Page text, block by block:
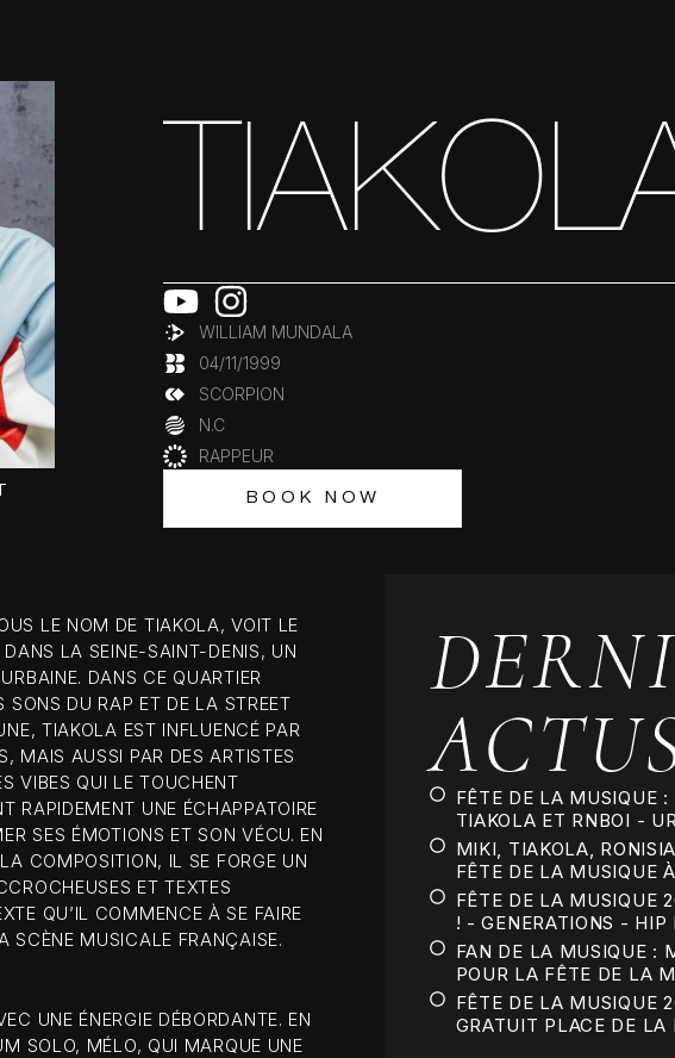
WILLIAM MUNDALA
04/11/1999
SCORPION
N.C
RAPPEUR
BOOK NOW
LE NOM DE TIAKOLA, VOIT LE
LA SEINE-SAINT-DENIS, UN
DANS CE QUARTIER
DU RAP ET DE LA STREET
TIAKOLA EST INFLUENCÉ PAR
MAIS AUSSI PAR DES ARTISTES
VIBES QUI LE TOUCHENT
RAPIDEMENT UNE ÉCHAPPATOIRE
SES ÉMOTIONS ET SON VÉCU. EN
COMPOSITION, IL SE FORGE UN
ET TEXTES
QU’IL COMMENCE À SE FAIRE
SCÈNE MUSICALE FRANÇAISE.
UNE ÉNERGIE DÉBORDANTE. EN
SOLO, MÉLO, QUI MARQUE UNE
FÊTE DE LA MUSIQUE
TIAKOLA ET RNBOI -
MIKI, TIAKOLA,
FÊTE DE LA MUSIQUE
FÊTE DE LA MUSIQUE
! - GENERATIONS - HIP
FAN DE LA MUSIQUE :
POUR LA FÊTE DE LA
FÊTE DE LA MUSIQUE
GRATUIT PLACE DE